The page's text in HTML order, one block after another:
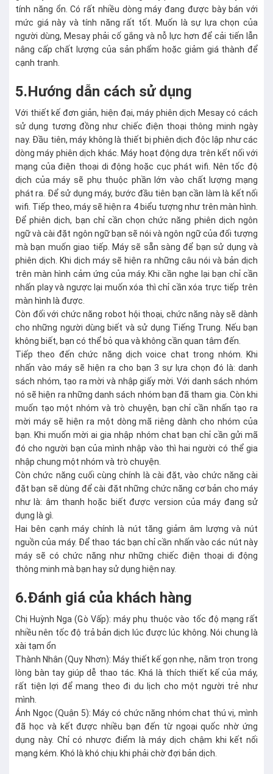
tính năng ổn. Có rất nhiều dòng máy đang được bày bán với
mức giá này và tính năng rất tốt. Muốn là sự lựa chọn của
người dùng, Mesay phải cố gắng và nỗ lực hơn để cải tiến lẫn
nâng cấp chất lượng của sản phẩm hoặc giảm giá thành để
cạnh tranh.
5.Hướng dẫn cách sử dụng
Với thiết kế đơn giản, hiện đại, máy phiên dịch Mesay có cách
sử dụng tương đồng như chiếc điện thoại thông minh ngày
nay. Đầu tiên, máy không là thiết bị phiên dịch độc lập như các
dòng máy phiên dịch khác. Máy hoạt động dựa trên kết nối với
mạng của điện thoại di động hoặc cục phát wifi. Nên tốc độ
dịch của máy sẽ phụ thuộc phần lớn vào chất lượng mạng
phát ra. Để sử dụng máy, bước đầu tiên bạn cần làm là kết nối
wifi. Tiếp theo, máy sẽ hiện ra 4 biểu tượng như trên màn hình.
Để phiên dịch, bạn chỉ cần chọn chức năng phiên dịch ngôn
ngữ và cài đặt ngôn ngữ bạn sẽ nói và ngôn ngữ của đối tượng
mà bạn muốn giao tiếp. Máy sẽ sẵn sàng để bạn sử dụng và
phiên dịch. Khi dịch máy sẽ hiện ra những câu nói và bản dịch
trên màn hình cảm ứng của máy. Khi cần nghe lại bạn chỉ cần
nhấn play và ngược lại muốn xóa thì chỉ cần xóa trực tiếp trên
màn hình là được.
Còn đối với chức năng robot hội thoại, chức năng này sẽ dành
cho những người dùng biết và sử dụng Tiếng Trung. Nếu bạn
không biết, bạn có thể bỏ qua và không cần quan tâm đến.
Tiếp theo đến chức năng dịch voice chat trong nhóm. Khi
nhấn vào máy sẽ hiện ra cho bạn 3 sự lựa chọn đó là: danh
sách nhóm, tạo ra mời và nhập giấy mời. Với danh sách nhóm
nó sẽ hiện ra những danh sách nhóm bạn đã tham gia. Còn khi
muốn tạo một nhóm và trò chuyện, bạn chỉ cần nhấn tạo ra
mời máy sẽ hiện ra một dòng mã riêng dành cho nhóm của
bạn. Khi muốn mời ai gia nhập nhóm chat bạn chỉ cần gửi mã
đó cho người bạn của mình nhập vào thì hai người có thể gia
nhập chung một nhóm và trò chuyện.
Còn chức năng cuối cùng chính là cài đặt, vào chức năng cài
đặt bạn sẽ dùng để cài đặt những chức năng cơ bản cho máy
như là: âm thanh hoặc biết được version của máy đang sử
dụng là gì.
Hai bên cạnh máy chính là nút tăng giảm âm lượng và nút
nguồn của máy. Để thao tác bạn chỉ cần nhấn vào các nút này
máy sẽ có chức năng như những chiếc điện thoại di động
thông minh mà bạn hay sử dụng hiện nay.
6.Đánh giá của khách hàng
Chị Huỳnh Nga (Gò Vấp): máy phụ thuộc vào tốc độ mạng rất
nhiều nên tốc độ trả bản dịch lúc được lúc không. Nói chung là
xài tạm ổn
Thành Nhân (Quy Nhơn): Máy thiết kế gọn nhẹ, nằm trọn trong
lòng bàn tay giúp dễ thao tác. Khá là thích thiết kế của máy,
rất tiện lợi để mang theo đi du lịch cho một người trẻ như
mình.
Ánh Ngọc (Quận 5): Máy có chức năng nhóm chat thú vị, mình
đã học và kết được nhiều bạn đến từ ngoại quốc nhờ ứng
dụng này. Chỉ có nhược điểm là máy dịch chậm khi kết nối
mạng kém. Khó là khó chịu khi phải chờ đợi bản dịch.